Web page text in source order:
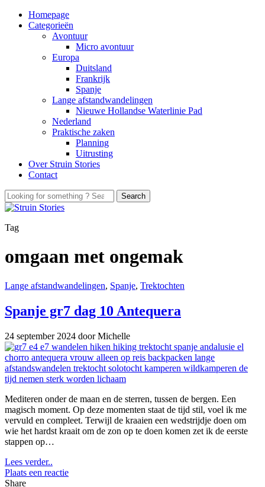
Homepage
Categorieën
Avontuur
Micro avontuur
Europa
Duitsland
Frankrijk
Spanje
Lange afstandwandelingen
Nieuwe Hollandse Waterlinie Pad
Nederland
Praktische zaken
Planning
Uitrusting
Over Struin Stories
Contact
Tag
omgaan met ongemak
Lange afstandwandelingen, Spanje, Trektochten
Spanje gr7 dag 10 Antequera
24 september 2024 door Michelle
Mediteren onder de maan en de sterren, tussen de bergen. Een
magisch moment. Op deze momenten staat de tijd stil, voel ik me
vervuld en compleet. Terwijl de kraaien een wedstrijdje doen om
wie het hardst kraait om de zon op te doen komen zet ik de eerste
stappen op…
Lees verder..
Plaats een reactie
Share